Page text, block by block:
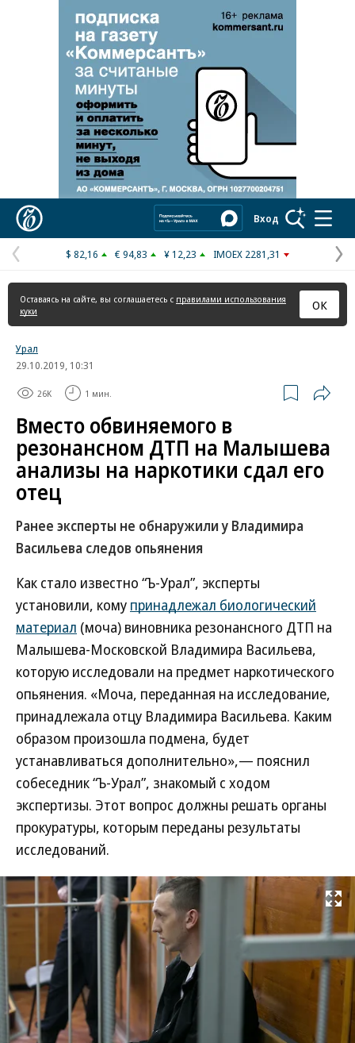
Реклама в «Ъ» www.kommersant.ru/ad
Вход
Предыдущая
страница
$ 82,16 € 94,83 ¥ 12,23 IMOEX 2281,31
Оставаясь на сайте, вы соглашаетесь с правилами использования
куки
ОК
Урал
29.10.2019, 10:31
26K 1 мин.
Вместо обвиняемого в
резонансном ДТП на Малышева
анализы на наркотики сдал его
отец
Ранее эксперты не обнаружили у Владимира
Васильева следов опьянения
Как стало известно “Ъ-Урал”, эксперты
установили, кому принадлежал биологический
материал (моча) виновника резонансного ДТП на
Малышева-Московской Владимира Васильева,
которую исследовали на предмет наркотического
опьянения. «Моча, переданная на исследование,
принадлежала отцу Владимира Васильева. Каким
образом произошла подмена, будет
устанавливаться дополнительно»,— пояснил
собеседник “Ъ-Урал”, знакомый с ходом
экспертизы. Этот вопрос должны решать органы
прокуратуры, которым переданы результаты
исследований.
Развернуть